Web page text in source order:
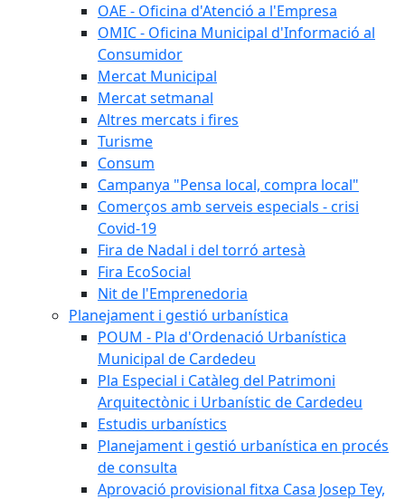
OAE - Oficina d'Atenció a l'Empresa
OMIC - Oficina Municipal d'Informació al
Consumidor
Mercat Municipal
Mercat setmanal
Altres mercats i fires
Turisme
Consum
Campanya "Pensa local, compra local"
Comerços amb serveis especials - crisi
Covid-19
Fira de Nadal i del torró artesà
Fira EcoSocial
Nit de l'Emprenedoria
Planejament i gestió urbanística
POUM - Pla d'Ordenació Urbanística
Municipal de Cardedeu
Pla Especial i Catàleg del Patrimoni
Arquitectònic i Urbanístic de Cardedeu
Estudis urbanístics
Planejament i gestió urbanística en procés
de consulta
Aprovació provisional fitxa Casa Josep Tey,